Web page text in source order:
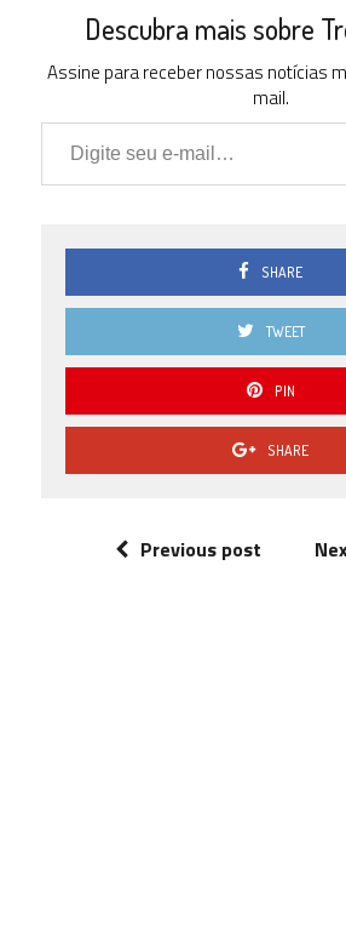
1.5
1 (
11.11 % )
0 ( 0
Descubra mais sobre
Assine para receber nossas notícias
mail.
Digite seu e-mail…
SHARE
TWEET
PIN
SHARE
Previous post